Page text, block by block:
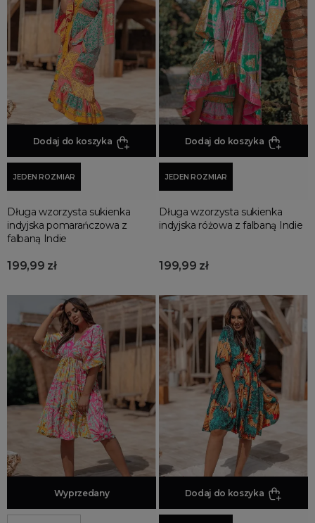
Sukienki na ślub cywilny
Sukienki marynarkowe
Dodaj do koszyka
JEDEN ROZMIAR
Długa wzorzysta sukienka
indyjska pomarańczowa z
falbaną Indie
199,99 zł
Dodaj do koszyka
JEDEN ROZMIAR
Długa wzorzysta sukienka
indyjska różowa z falbaną Indie
199,99 zł
Dodaj do koszyka
Wyprzedany Dodaj do koszyka